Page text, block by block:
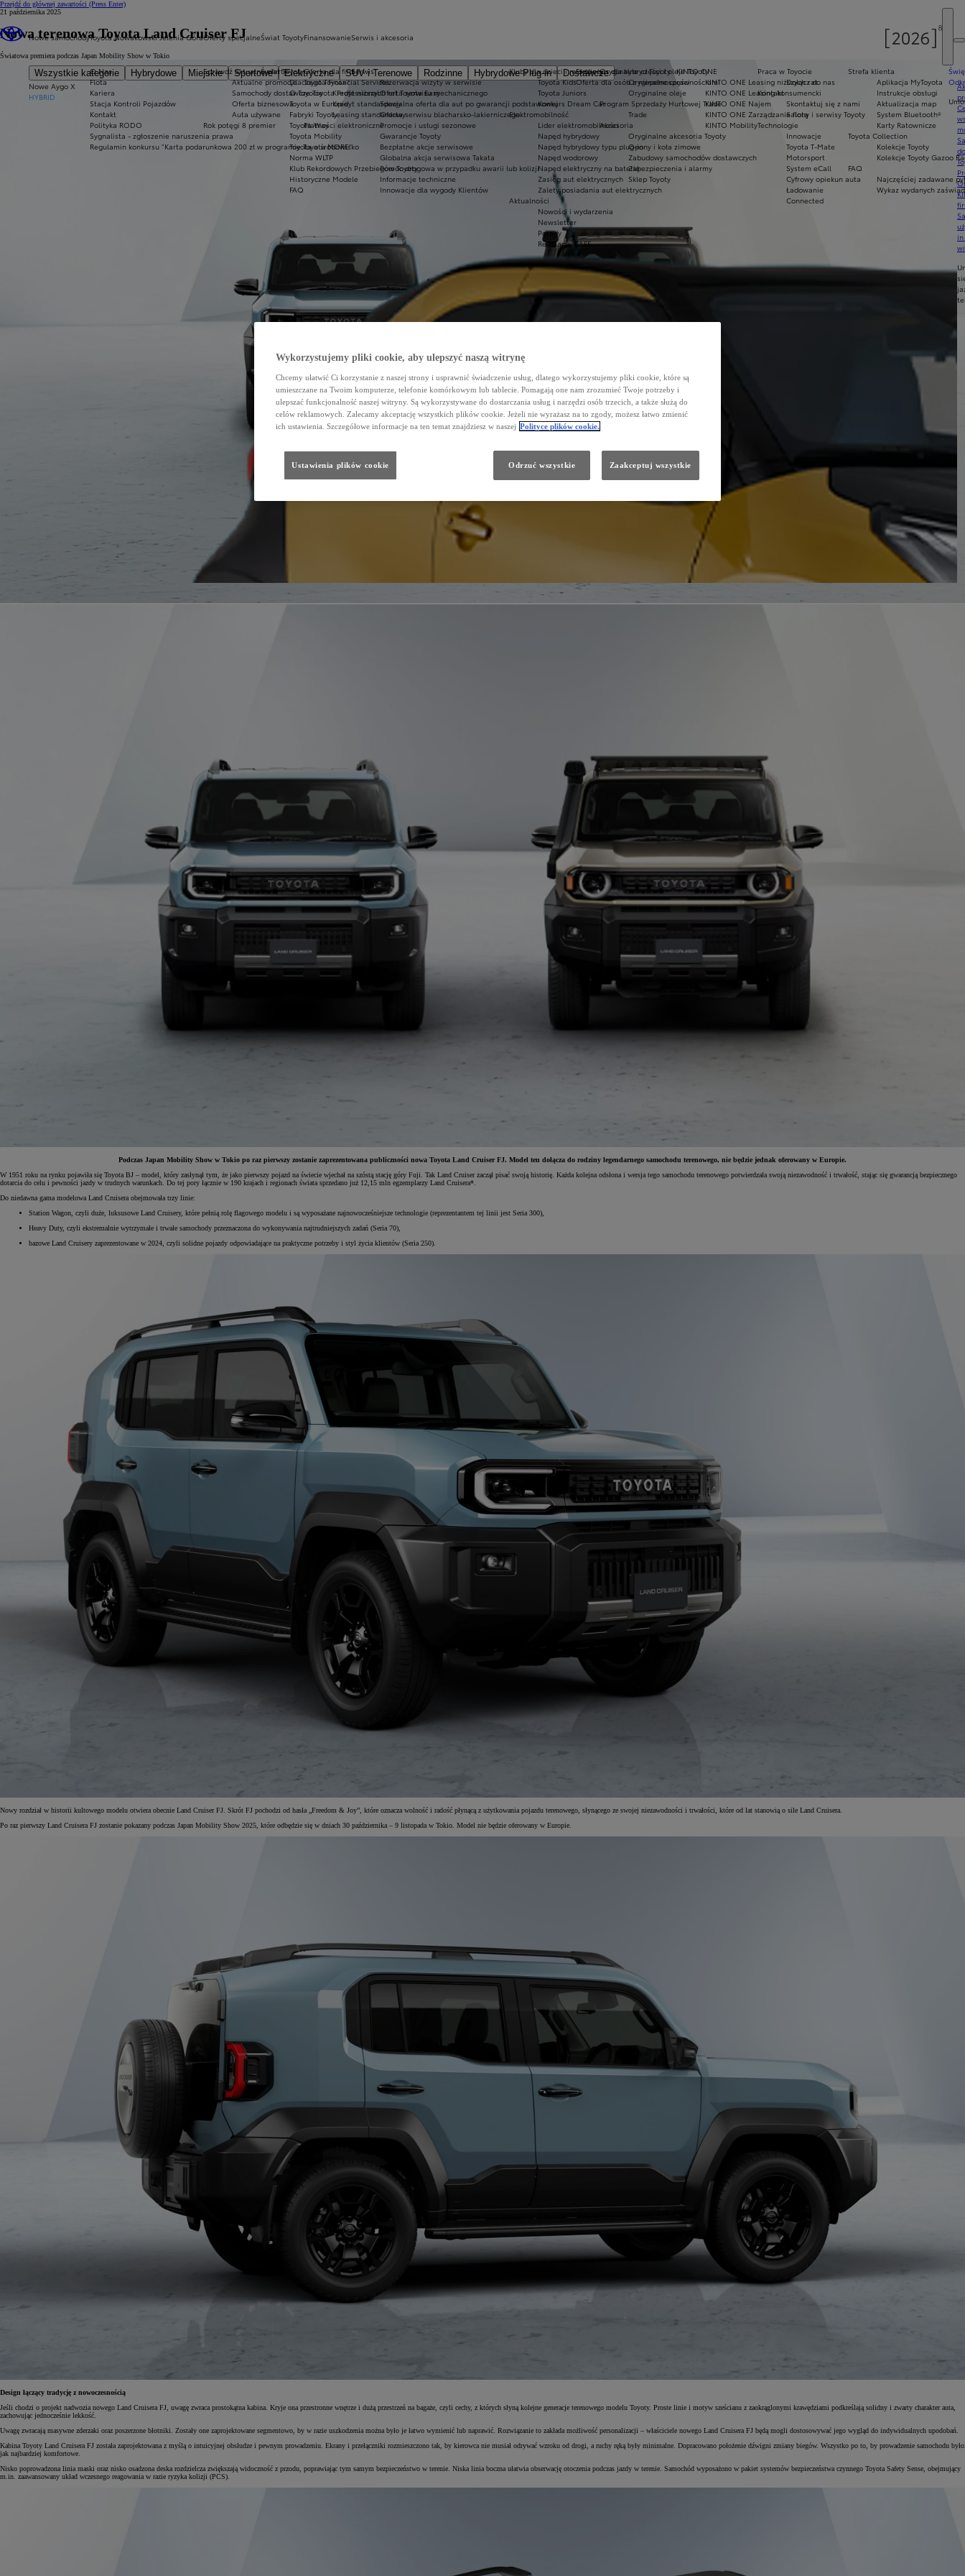
Przejdź do głównej zawartości (Press Enter)
Nowe samochody
Wszystkie kategorie Hybrydowe Miejskie Sportowe Elektryczne SUV i Terenowe Rodzinne Hybrydowe Plug-in
Dostawcze
Nowe Aygo X
HYBRID
Yaris Cross
Toyota Nowakowski Jelenia Góra
O Nas
Flota
Kariera
Stacja Kontroli Pojazdów
Kontakt
Polityka RODO
Sygnalista - zgłoszenie naruszenia prawa
Regulamin konkursu "Karta podarunkowa 200 zł w programie Toyota MORE"
Oferty specjalne
Sprawdź aktualne oferty
Aktualne promocje
Samochody dostawcze Toyota Professional
Oferta biznesowa
Auta używane
Rok potęgi 8 premier
Ekobonus dla hybryd Toyoty
Oferta dla osób z niepełnosprawnościami
Świat Toyoty
Świat Toyoty
Dlaczego Toyota?
O Toyocie
Toyota w Europie
Fabryki Toyoty
Toyota Way
Toyota Mobility
Toyota a środowisko
Norma WLTP
Klub Rekordowych Przebiegów Toyoty
Historyczne Modele
FAQ
Kluby dla dzieci i młodzieży
Toyota Kids
Toyota Juniors
Konkurs Dream Car
Elektromobilność
Lider elektromobilności
Napęd hybrydowy
Napęd hybrydowy typu plug-in
Napęd wodorowy
Napęd elektryczny na baterię
Zasięg aut elektrycznych
Zalety posiadania aut elektrycznych
Aktualności
Nowości i wydarzenia
Newsletter
Porady
Regulacje CAFE
Praca w Toyocie
Dołącz do nas
Kontakt
Skontaktuj się z nami
Salony i serwisy Toyoty
Technologie
Innowacje
Toyota T-Mate
Motorsport
System eCall
Cyfrowy opiekun auta
Ładowanie
Connected
Finansowanie
Oferta dla firm
Toyota Financial Services
Kredyt niższych rat Toyota Easy
Kredyt standardowy
Leasing standardowy
Płatności elektroniczne
KINTO ONE
KINTO ONE Leasing niższych rat
KINTO ONE Leasing konsumencki
KINTO ONE Najem
KINTO ONE Zarządzanie flotą
KINTO Mobility
Serwis i akcesoria
Serwis
Rezerwacja wizyty w serwisie
Oferta serwisu mechanicznego
Specjalna oferta dla aut po gwarancji podstawowej
Oferta serwisu blacharsko-lakierniczego
Promocje i usługi sezonowe
Gwarancje Toyoty
Bezpłatne akcje serwisowe
Globalna akcja serwisowa Takata
Pomoc drogowa w przypadku awarii lub kolizji
Informacje techniczne
Innowacje dla wygody Klientów
Oryginalne części i oleje Toyoty
Oryginalne części
Oryginalne oleje
Program Sprzedaży Hurtowej Trade
Trade
Akcesoria
Oryginalne akcesoria Toyoty
Opony i koła zimowe
Zabudowy samochodów dostawczych
Zabezpieczenia i alarmy
Sklep Toyoty
Strefa klienta
Aplikacja MyToyota
Instrukcje obsługi
Aktualizacja map
System Bluetooth®
Karty Ratownicze
Toyota Collection
Kolekcje Toyoty
Kolekcje Toyoty Gazoo
FAQ
Najczęściej zadawane
Wykaz wydanych
21 października 2025
Nowa terenowa Toyota Land Cruiser FJ
Światowa premiera podczas Japan Mobility Show w Tokio
Podczas Japan Mobility Show w Tokio po raz pierwszy zostanie zaprezentowana publiczności nowa Toyota Land Cruiser FJ. Model ten dołącza do rodziny legendarnego samochodu terenowego, nie będzie jednak oferowany w Europie.
W 1951 roku na rynku pojawiła się Toyota BJ – model, który zasłynął tym, że jako pierwszy pojazd na świecie wjechał na szóstą stację góry Fuji. Tak Land Cruiser zaczął pisać swoją historię. Każda kolejna odsłona i wersja tego samochodu terenowego potwierdzała swoją niezawodność i trwałość, stając się gwarancją bezpiecznego
dotarcia do celu i pewności jazdy w trudnych warunkach. Do tej pory łącznie w 190 krajach i regionach świata sprzedano już 12,15 mln egzemplarzy Land Cruisera*.
Do niedawna gama modelowa Land Cruisera obejmowała trzy linie:
Station Wagon, czyli duże, luksusowe Land Cruisery, które pełnią rolę flagowego modelu i są wyposażane najnowocześniejsze technologie (reprezentantem tej linii jest Seria 300),
Heavy Duty, czyli ekstremalnie wytrzymałe i trwałe samochody przeznaczona do wykonywania najtrudniejszych zadań (Seria 70),
bazowe Land Cruisery zaprezentowane w 2024, czyli solidne pojazdy odpowiadające na praktyczne potrzeby i styl życia klientów (Seria 250).
Nowy rozdział w historii kultowego modelu otwiera obecnie Land Cruiser FJ. Skrót FJ pochodzi od hasła „Freedom & Joy”, które oznacza wolność i radość płynącą z użytkowania pojazdu terenowego, słynącego ze swojej niezawodności i trwałości, które od lat stanowią o sile Land Cruisera.
Po raz pierwszy Land Cruisera FJ zostanie pokazany podczas Japan Mobility Show 2025, które odbędzie się w dniach 30 października – 9 listopada w Tokio. Model nie będzie oferowany w Europie.
Design łączący tradycję z nowoczesnością
Jeśli chodzi o projekt nadwozia nowego Land Cruisera FJ, uwagę zwraca prostokątna kabina. Kryje ona przestronne wnętrze i dużą przestrzeń na bagaże, czyli cechy, z których słyną kolejne generacje terenowego modelu Toyoty. Proste linie i motyw sześcianu z zaokrąglonymi krawędziami podkreślają solidny i zwarty charakter auta,
zachowując jednocześnie lekkość.
Uwagę zwracają masywne zderzaki oraz poszerzone błotniki. Zostały one zaprojektowane segmentowo, by w razie uszkodzenia można było je łatwo wymienić lub naprawić. Rozwiązanie to zakłada możliwość personalizacji – właściciele nowego Land Cruisera FJ będą mogli dostosowywać jego wygląd do indywidualnych upodobań.
Kabina Toyoty Land Cruisera FJ została zaprojektowana z myślą o intuicyjnej obsłudze i pewnym prowadzeniu. Ekrany i przełączniki rozmieszczono tak, by kierowca nie musiał odrywać wzroku od drogi, a ruchy ręką były minimalne. Dopracowano położenie dźwigni zmiany biegów. Wszystko po to, by prowadzenie samochodu było
jak najbardziej komfortowe.
Nisko poprowadzona linia maski oraz nisko osadzona deska rozdzielcza zwiększają widoczność z przodu, poprawiając tym samym bezpieczeństwo w terenie. Niska linia boczna ułatwia obserwację otoczenia podczas jazdy w terenie. Samochód wyposażono w pakiet systemów bezpieczeństwa czynnego Toyota Safety Sense, obejmujący
m.in. zaawansowany układ wczesnego reagowania w razie ryzyka kolizji (PCS).
Wykorzystujemy pliki cookie, aby ulepszyć naszą witrynę
Chcemy ułatwić Ci korzystanie z naszej strony i usprawnić świadczenie usług, dlatego wykorzystujemy pliki cookie, które są
umieszczane na Twoim komputerze, telefonie komórkowym lub tablecie. Pomagają one nam zrozumieć Twoje potrzeby i
ulepszać funkcjonalność naszej witryny. Są wykorzystywane do dostarczania usług i narzędzi osób trzecich, a także służą do
celów reklamowych. Zalecamy akceptację wszystkich plików cookie. Jeżeli nie wyrażasz na to zgody, możesz łatwo zmienić
ich ustawienia. Szczegółowe informacje na ten temat znajdziesz w naszej Polityce plików cookie.
Ustawienia plików cookie Odrzuć wszystkie Zaakceptuj wszystkie